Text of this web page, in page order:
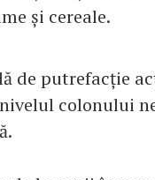
și cereale.
de putrefacție
colonului